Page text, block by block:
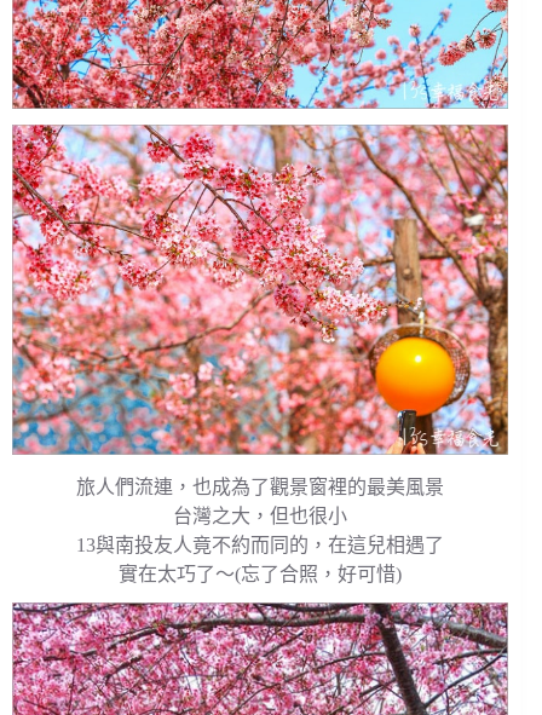
旅人們流連，也成為了觀景窗裡的最美風景
台灣之大，但也很小
13與南投友人竟不約而同的，在這兒相遇了
實在太巧了～(忘了合照，好可惜)